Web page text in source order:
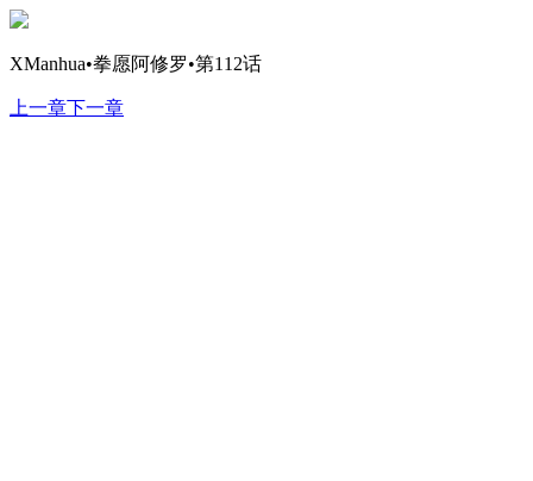
XManhua•拳愿阿修罗•第112话
上一章下一章